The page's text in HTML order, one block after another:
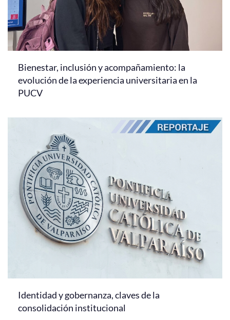
Bienestar, inclusión y acompañamiento: la
evolución de la experiencia universitaria en la
PUCV
Identidad y gobernanza, claves de la
consolidación institucional